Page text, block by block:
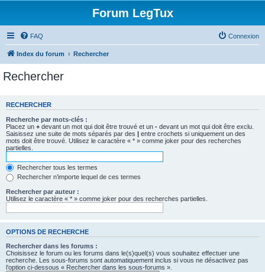
Forum LegTux
FAQ Connexion
Index du forum Rechercher
Rechercher
RECHERCHER
Recherche par mots-clés :
Placez un + devant un mot qui doit être trouvé et un - devant un mot qui doit être exclu.
Saisissez une suite de mots séparés par des | entre crochets si uniquement un des
mots doit être trouvé. Utilisez le caractère « * » comme joker pour des recherches
partielles.
Rechercher tous les termes
Rechercher n’importe lequel de ces termes
Rechercher par auteur :
Utilisez le caractère « * » comme joker pour des recherches partielles.
OPTIONS DE RECHERCHE
Rechercher dans les forums :
Choisissez le forum ou les forums dans le(s)quel(s) vous souhaitez effectuer une
recherche. Les sous-forums sont automatiquement inclus si vous ne désactivez pas
l’option ci-dessous « Rechercher dans les sous-forums ».